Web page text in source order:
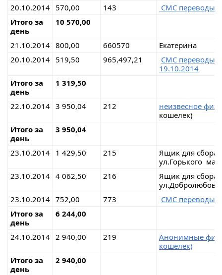
20.10.2014
570,00 143
СМС переводы
Итого за
день
10 570,00
21.10.2014 800,00 660570
Екатерина
20.10.2014
519,50 965,497,21
СМС переводы
19.10.2014
Итого за
день
1 319,50
22.10.2014 3 950,04 212
неизвесное
кошелек)
Итого за
день
3 950,04
23.10.2014 1 429,50 215
Ящик для сбора
ул.Горького
23.10.2014 4 062,50 216
Ящик для сбора
ул.Добролюбова
23.10.2014 752,00 773
СМС переводы
Итого за
день
6 244,00
24.10.2014 2 940,00 219
Анонимные
кошелек)
Итого за
день
2 940,00